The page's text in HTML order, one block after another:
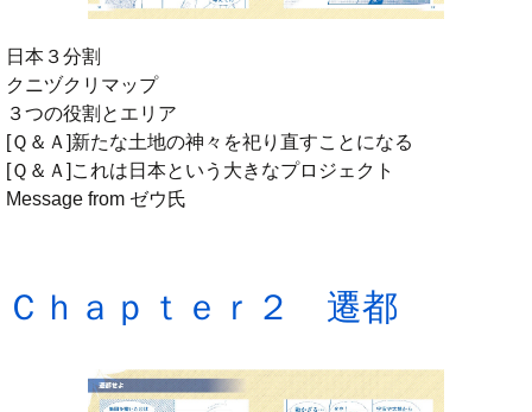
日本３分割
クニヅクリマップ
３つの役割とエリア
[Ｑ＆Ａ]新たな土地の神々を祀り直すことになる
[Ｑ＆Ａ]これは日本という大きなプロジェクト
Message from ゼウ氏
Ｃｈａｐｔｅｒ２ 遷都